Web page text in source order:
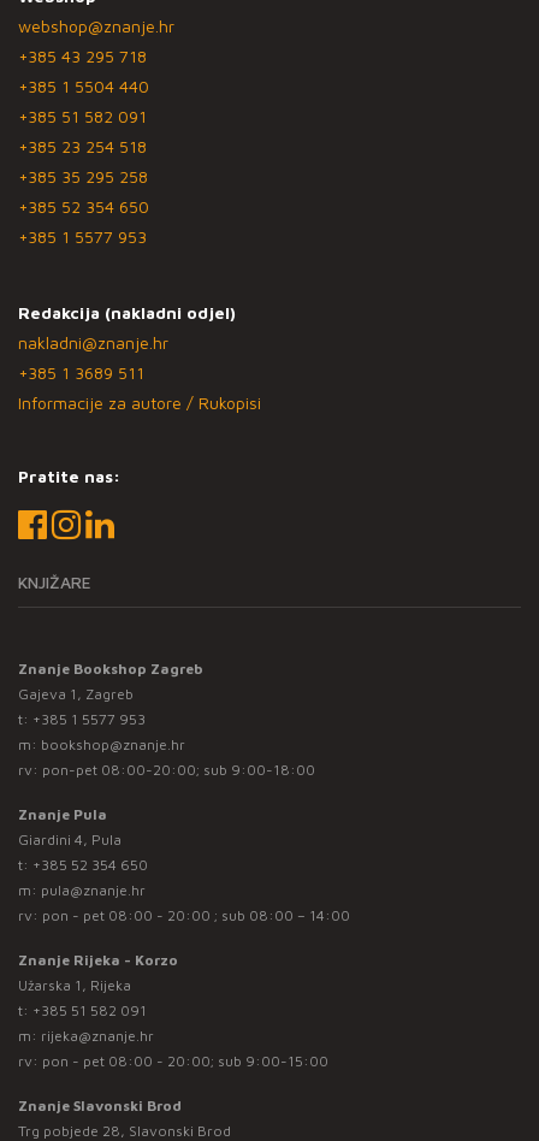
webshop@znanje.hr
+385 43 295 718
+385 1 5504 440
+385 51 582 091
+385 23 254 518
+385 35 295 258
+385 52 354 650
+385 1 5577 953
Redakcija (nakladni odjel)
nakladni@znanje.hr
+385 1 3689 511
Informacije za autore / Rukopisi
Pratite nas:
KNJIŽARE
Znanje Bookshop Zagreb
Gajeva 1, Zagreb
t: +385 1 5577 953
m: bookshop@znanje.hr
rv: pon-pet 08:00-20:00; sub 9:00-18:00
Znanje Pula
Giardini 4, Pula
t: +385 52 354 650
m: pula@znanje.hr
rv: pon - pet 08:00 - 20:00 ; sub 08:00 – 14:00
Znanje Rijeka - Korzo
Užarska 1, Rijeka
t: +385 51 582 091
m: rijeka@znanje.hr
rv: pon - pet 08:00 - 20:00; sub 9:00-15:00
Znanje Slavonski Brod
Trg pobjede 28, Slavonski Brod